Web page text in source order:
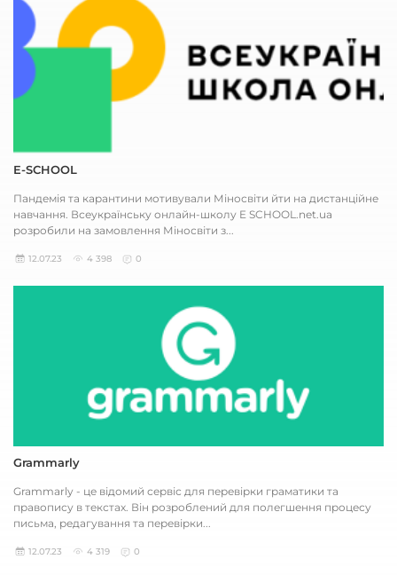
E-SCHOOL
Пандемія та карантини мотивували Міносвіти йти на дистанційне
навчання. Всеукраїнську онлайн-школу E SCHOOL.net.ua
розробили на замовлення Міносвіти з...
12.07.23 4 398 0
Grammarly
Grammarly - це відомий сервіс для перевірки граматики та
правопису в текстах. Він розроблений для полегшення процесу
письма, редагування та перевірки...
12.07.23 4 319 0